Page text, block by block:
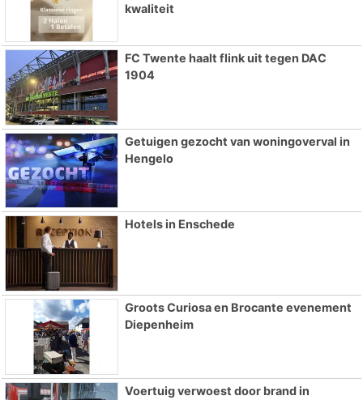
kwaliteit
FC Twente haalt flink uit tegen DAC
1904
Getuigen gezocht van woningoverval in
Hengelo
Hotels in Enschede
Groots Curiosa en Brocante evenement
Diepenheim
Voertuig verwoest door brand in